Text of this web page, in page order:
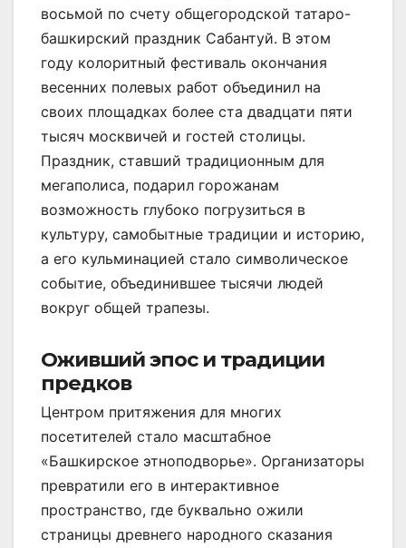
восьмой по счету общегородской татаро-
башкирский праздник Сабантуй. В этом
году колоритный фестиваль окончания
весенних полевых работ объединил на
своих площадках более ста двадцати пяти
тысяч москвичей и гостей столицы.
Праздник, ставший традиционным для
мегаполиса, подарил горожанам
возможность глубоко погрузиться в
культуру, самобытные традиции и историю,
а его кульминацией стало символическое
событие, объединившее тысячи людей
вокруг общей трапезы.
Оживший эпос и традиции
предков
Центром притяжения для многих
посетителей стало масштабное
«Башкирское этноподворье». Организаторы
превратили его в интерактивное
пространство, где буквально ожили
страницы древнего народного сказания